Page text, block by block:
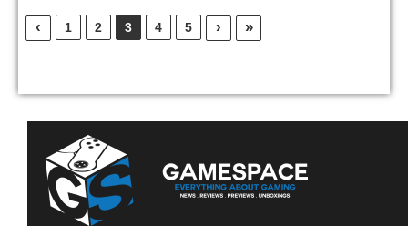
‹ 1 2 3 4 5 › »